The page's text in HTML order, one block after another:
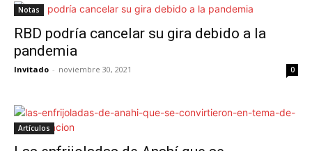
Notas
RBD podría cancelar su gira debido a la
pandemia
Invitado - noviembre 30, 2021 0
Artículos